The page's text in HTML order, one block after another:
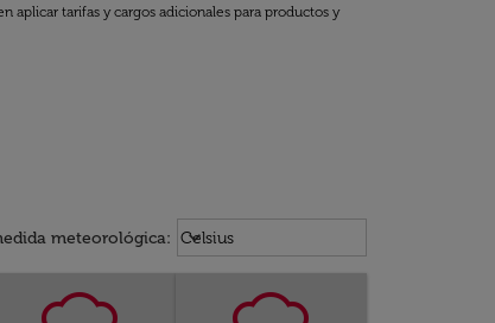
aplicar tarifas y cargos adicionales para productos y
meteorológica: Weather unit option Celsius
Celsius
keyboard_arrow_down